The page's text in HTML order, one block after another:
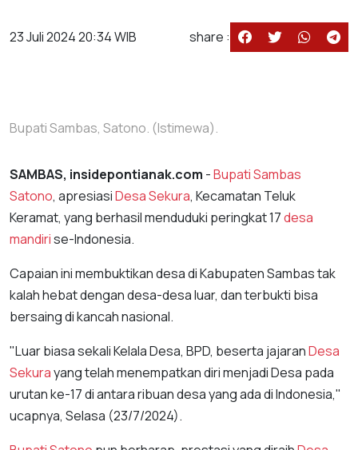
23 Juli 2024 20:34 WIB share :
Bupati Sambas, Satono. (Istimewa).
SAMBAS, insidepontianak.com -Bupati Sambas
Satono, apresiasiDesa Sekura, Kecamatan Teluk
Keramat, yang berhasil menduduki peringkat 17desa
mandirise-Indonesia.
Capaian ini membuktikan desa di Kabupaten Sambas tak
kalah hebat dengan desa-desa luar, dan terbukti bisa
bersaing di kancah nasional.
"Luar biasa sekali Kelala Desa, BPD, beserta jajaranDesa
Sekurayang telah menempatkan diri menjadi Desa pada
urutan ke-17 di antara ribuan desa yang ada di Indonesia,"
ucapnya, Selasa (23/7/2024).